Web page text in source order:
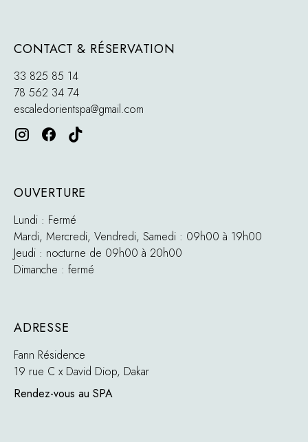
CONTACT & RÉSERVATION
33 825 85 14
78 562 34 74
escaledorientspa@gmail.com
OUVERTURE
Lundi : Fermé
Mardi, Mercredi, Vendredi, Samedi : 09h00 à 19h00
Jeudi : nocturne de 09h00 à 20h00
Dimanche : fermé
ADRESSE
Fann Résidence
19 rue C x David Diop, Dakar
Rendez-vous au SPA